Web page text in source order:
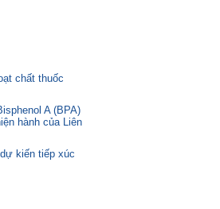
chất thuốc
A (BPA)
hành của Liên
kiến tiếp xúc